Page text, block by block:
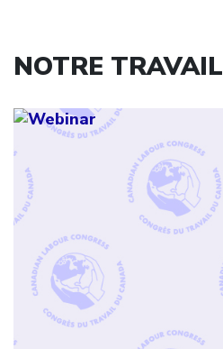
NOTRE TRAVAIL
Click to open the link